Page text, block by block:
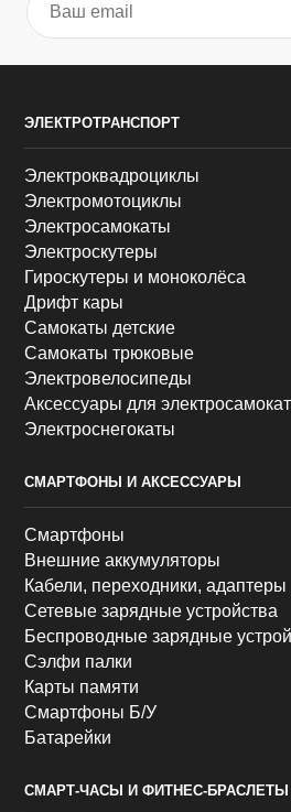
ЭЛЕКТРОТРАНСПОРТ
Электроквадроциклы
Электромотоциклы
Электросамокаты
Электроскутеры
Гироскутеры и моноколёса
Дрифт кары
Самокаты детские
Самокаты трюковые
Электровелосипеды
Аксессуары для
Электроснегокаты
СМАРТФОНЫ И АКСЕССУАРЫ
Смартфоны
Внешние аккумуляторы
Кабели, переходники,
Сетевые зарядные устройства
Беспроводные зарядные
Сэлфи палки
Карты памяти
Смартфоны Б/У
Батарейки
СМАРТ-ЧАСЫ И ФИТНЕС-БРАСЛЕТЫ